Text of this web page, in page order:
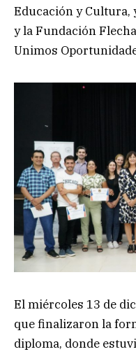
Educación y Cultura,
y la Fundación
Unimos
El miércoles 13 de
que finalizaron la
diploma, donde